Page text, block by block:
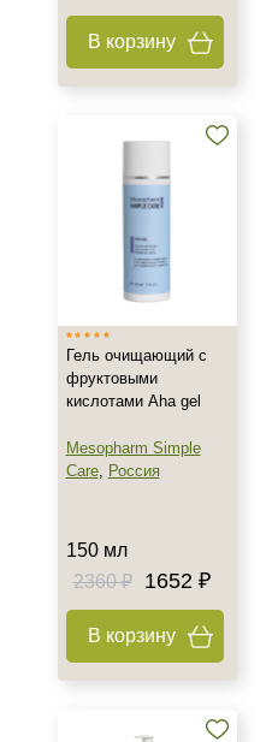
В корзину
Гель очищающий с
фруктовыми
кислотами Aha gel
Mesopharm Simple
Care, Россия
150 мл
2360 ₽
1652 ₽
В корзину